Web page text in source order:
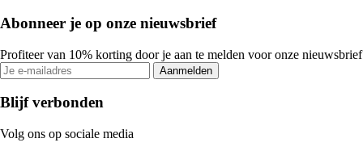
Abonneer je op onze nieuwsbrief
Profiteer van 10% korting door je aan te melden voor onze nieuwsbrief
Aanmelden
Blijf verbonden
Volg ons op sociale media